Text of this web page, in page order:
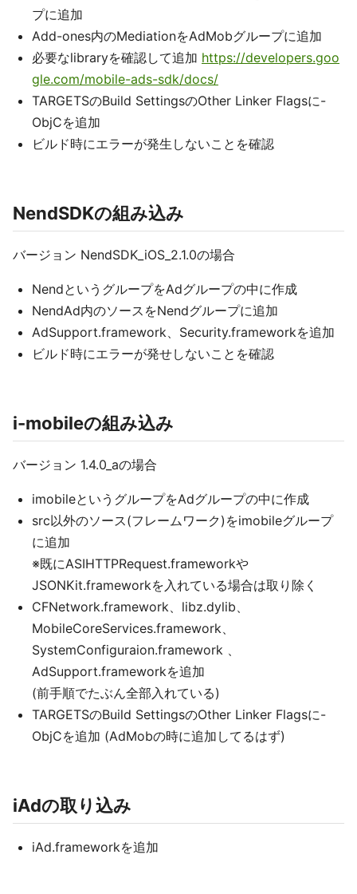
プに追加
Add-ones内のMediationをAdMobグループに追加
必要なlibraryを確認して追加 https://developers.goo
gle.com/mobile-ads-sdk/docs/
TARGETSのBuild SettingsのOther Linker Flagsに-
ObjCを追加
ビルド時にエラーが発生しないことを確認
NendSDKの組み込み
バージョン NendSDK_iOS_2.1.0の場合
NendというグループをAdグループの中に作成
NendAd内のソースをNendグループに追加
AdSupport.framework、Security.frameworkを追加
ビルド時にエラーが発せしないことを確認
i-mobileの組み込み
バージョン 1.4.0_aの場合
imobileというグループをAdグループの中に作成
src以外のソース(フレームワーク)をimobileグループ
に追加
※既にASIHTTPRequest.frameworkや
JSONKit.frameworkを入れている場合は取り除く
CFNetwork.framework、libz.dylib、
MobileCoreServices.framework、
SystemConfiguraion.framework 、
AdSupport.frameworkを追加
(前手順でたぶん全部入れている)
TARGETSのBuild SettingsのOther Linker Flagsに-
ObjCを追加 (AdMobの時に追加してるはず)
iAdの取り込み
iAd.frameworkを追加